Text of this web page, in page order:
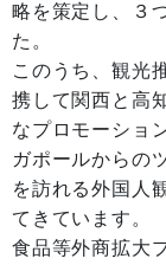
略を策定し、３
た。
このうち、観光
携して関西と高
なプロモーショ
ガポールからの
を訪れる外国人
てきています。
食品等外商拡大